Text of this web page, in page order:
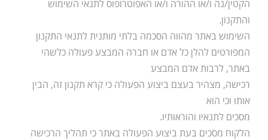
הקטין/נה ו/או ההורה ו/או האפוטרופוס לתנאי השימוש
והתקנון.
השימוש באתר מהווה הסכמה בלתי מותנית לתנאי התקנון
המפורטים להלן כל אדם או חברה המבצע פעולה כלשהי
באתר, לרבות אדם המבצע
רכישה, מצהיר בעצם ביצוע הפעולה כי קרא תקנון זה, הבין
אותו וכי הוא
מסכים לתנאיו והוראותיו.
הלקוח מסכים בעת ביצוע הפעולה באתר כי תהליך הרכישה